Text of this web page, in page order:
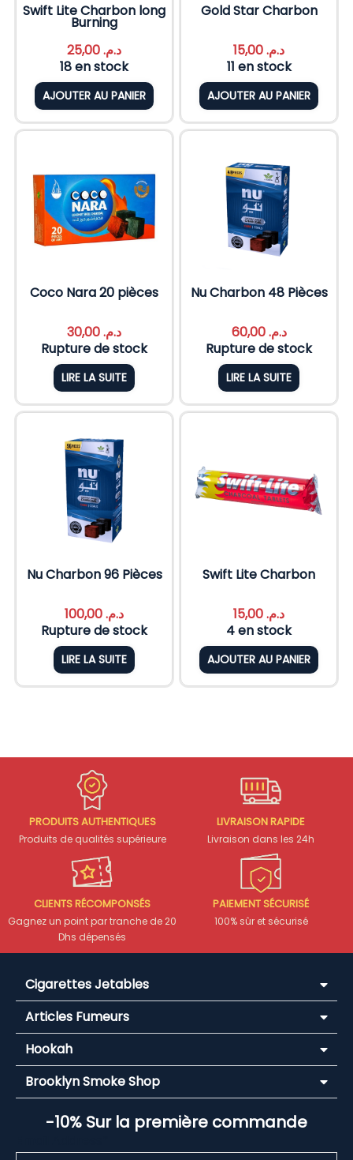
Swift Lite Charbon long
Burning
د.م.
18 en stock
AJOUTER AU PANIER
Gold Star Charbon
د.م.
11 en stock
AJOUTER AU PANIER
Coco Nara 20 pièces
د.م.
Rupture de stock
LIRE LA SUITE
Nu Charbon 48 Pièces
د.م.60,00
Rupture de stock
LIRE LA SUITE
Nu Charbon 96 Pièces
د.م.
Rupture de stock
LIRE LA SUITE
Swift Lite Charbon
د.م.
4 en stock
AJOUTER AU PANIER
PRODUITS AUTHENTIQUES
Produits de qualités supérieure
LIVRAISON RAPIDE
Livraison dans les 24h
CLIENTS RÉCOMPONSÉS
Gagnez un point par tranche de 20
Dhs dépensés
PAIEMENT SÉCURISÉ
100% sûr et sécurisé
Cigarettes Jetables
Articles Fumeurs
Hookah
Brooklyn Smoke Shop
-10% Sur la première commande